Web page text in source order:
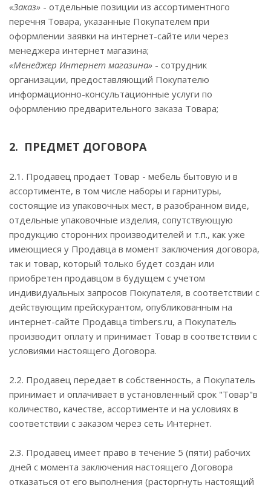
«Заказ» - отдельные позиции из ассортиментного
перечня Товара, указанные Покупателем при
оформлении заявки на интернет-сайте или через
менеджера интернет магазина;
«Менеджер Интернет магазина» - сотрудник
организации, предоставляющий Покупателю
информационно-консультационные услуги по
оформлению предварительного заказа Товара;
2. ПРЕДМЕТ ДОГОВОРА
2.1. Продавец продает Товар - мебель бытовую и в
ассортименте, в том числе наборы и гарнитуры,
состоящие из упаковочных мест, в разобранном виде,
отдельные упаковочные изделия, сопутствующую
продукцию сторонних производителей и т.п., как уже
имеющиеся у Продавца в момент заключения договора,
так и товар, который только будет создан или
приобретен продавцом в будущем с учетом
индивидуальных запросов Покупателя, в соответствии с
действующим прейскурантом, опубликованным на
интернет-сайте Продавца timbers.ru, а Покупатель
производит оплату и принимает Товар в соответствии с
условиями настоящего Договора.
2.2. Продавец передает в собственность, а Покупатель
принимает и оплачивает в установленный срок "Товар"в
количество, качестве, ассортименте и на условиях в
соответствии с заказом через сеть Интернет.
2.3. Продавец имеет право в течение 5 (пяти) рабочих
дней с момента заключения настоящего Договора
отказаться от его выполнения (расторгнуть настоящий